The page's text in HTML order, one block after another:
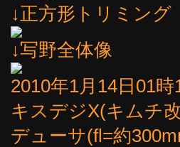
↓正方形トリミング
↓写野全体像
2010年1月14日01
キスデジX(キムチ
デューサ(fl=約